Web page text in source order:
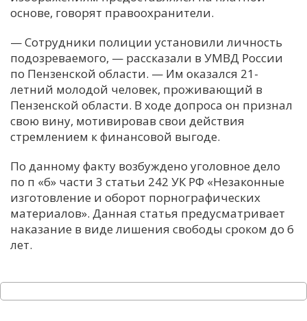
основе, говорят правоохранители.
— Сотрудники полиции установили личность
подозреваемого, — рассказали в УМВД России
по Пензенской области. — Им оказался 21-
летний молодой человек, проживающий в
Пензенской области. В ходе допроса он признал
свою вину, мотивировав свои действия
стремлением к финансовой выгоде.
По данному факту возбуждено уголовное дело
по п «б» части 3 статьи 242 УК РФ «Незаконные
изготовление и оборот порнографических
материалов». Данная статья предусматривает
наказание в виде лишения свободы сроком до 6
лет.